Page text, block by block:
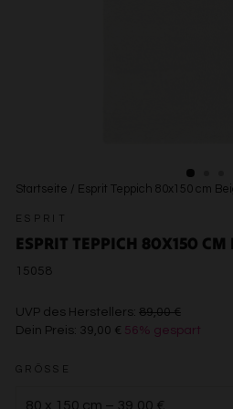
Startseite / Esprit Teppich 80x150 cm
ESPRIT
ESPRIT TEPPICH 80X150 CM
15058
UVP des Herstellers: 89,00 €€89,00
Dein Preis: 39,00 € 56% gespart
GRÖSSE